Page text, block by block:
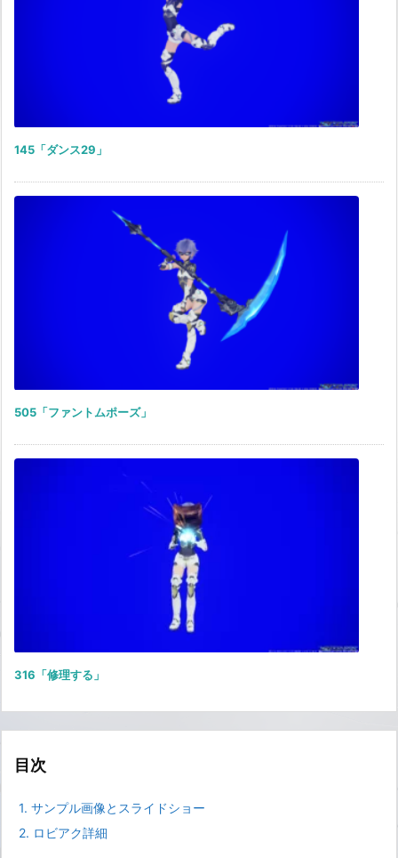
145「ダンス29」
505「ファントムポーズ」
316「修理する」
目次
1. サンプル画像とスライドショー
2. ロビアク詳細